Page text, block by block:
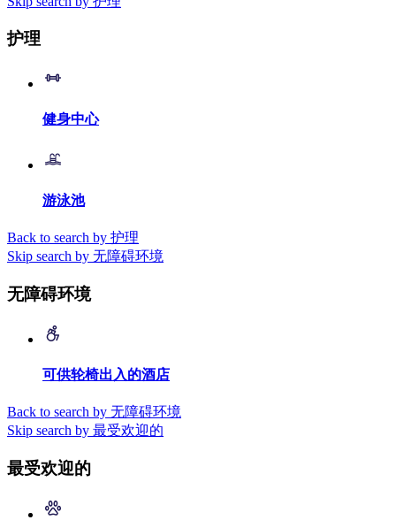
护理
健身中心
游泳池
Back to search by 护理
Skip search by 无障碍环境
无障碍环境
可供轮椅出入的酒店
Back to search by 无障碍环境
Skip search by 最受欢迎的
最受欢迎的